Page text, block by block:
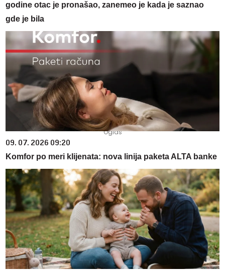
godine otac je pronašao, zanemeo je kada je saznao
gde je bila
09. 07. 2026 09:20
Komfor po meri klijenata: nova linija paketa ALTA banke